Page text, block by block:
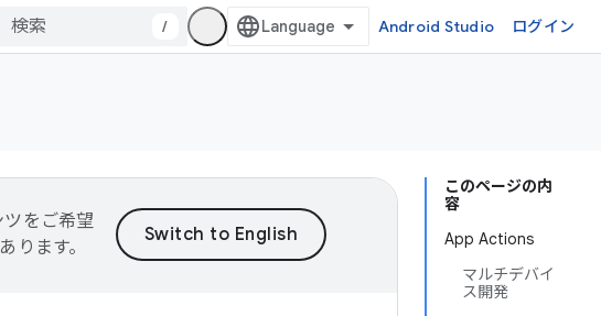
/ Android Studio ログイン
このページの内
容
App Actions
マルチデバイ
ス開発
をご希望
ります。